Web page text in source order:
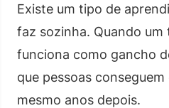
Existe um tipo de
faz sozinha. Quando um
funciona como gancho
que pessoas
mesmo anos depois.